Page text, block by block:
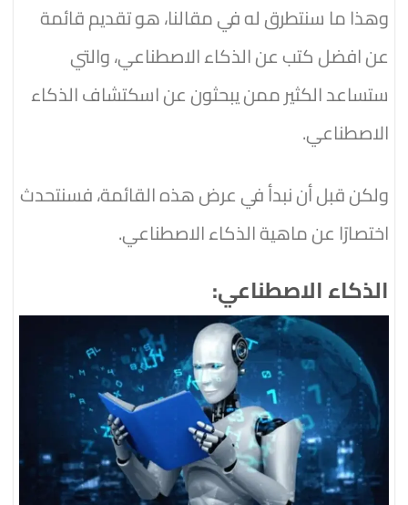
وهذا ما سنتطرق له في مقالنا، هو تقديم قائمة
عن افضل كتب عن الذكاء الاصطناعي، والتي
ستساعد الكثير ممن يبحثون عن اسكتشاف الذكاء
الاصطناعي.
ولكن قبل أن نبدأ في عرض هذه القائمة، فسنتحدث
اختصارًا عن ماهية الذكاء الاصطناعي.
الذكاء الاصطناعي: